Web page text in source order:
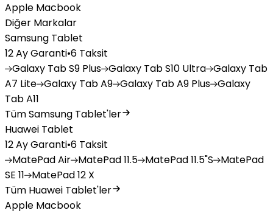
Apple Macbook
Diğer Markalar
Samsung Tablet
12 Ay Garanti•6 Taksit
Galaxy Tab S9 Plus Galaxy Tab S10 Ultra Galaxy Tab
A7 Lite Galaxy Tab A9 Galaxy Tab A9 Plus Galaxy
Tab A11
Tüm Samsung Tablet'ler
Huawei Tablet
12 Ay Garanti•6 Taksit
MatePadAir MatePad11.5 MatePad11.5"S
MatePad
SE 11
MatePad12 X
Tüm Huawei Tablet'ler
Apple Macbook